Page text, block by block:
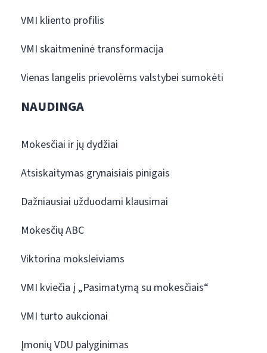
VMI kliento profilis
VMI skaitmeninė transformacija
Vienas langelis prievolėms valstybei sumokėti
NAUDINGA
Mokesčiai ir jų dydžiai
Atsiskaitymas grynaisiais pinigais
Dažniausiai užduodami klausimai
Mokesčių ABC
Viktorina moksleiviams
VMI kviečia į „Pasimatymą su mokesčiais“
VMI turto aukcionai
Įmonių VDU palyginimas